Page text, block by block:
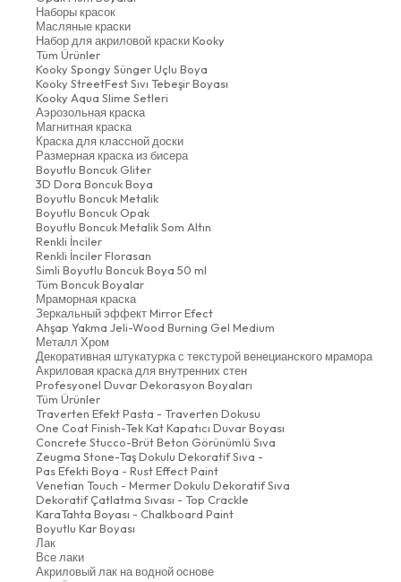
Наборы красок
Масляные краски
Набор для акриловой краски Kooky
Tüm Ürünler
Kooky Spongy Sünger Uçlu Boya
Kooky StreetFest Sıvı Tebeşir Boyası
Kooky Aqua Slime Setleri
Аэрозольная краска
Магнитная краска
Краска для классной доски
Размерная краска из бисера
Boyutlu Boncuk Gliter
3D Dora Boncuk Boya
Boyutlu Boncuk Metalik
Boyutlu Boncuk Opak
Boyutlu Boncuk Metalik Som Altın
Renkli İnciler
Renkli İnciler Florasan
Simli Boyutlu Boncuk Boya 50 ml
Tüm Boncuk Boyalar
Мраморная краска
Зеркальный эффект Mirror Efect
Ahşap Yakma Jeli-Wood Burning Gel Medium
Металл Хром
Декоративная штукатурка с текстурой венецианского мрамора
Акриловая краска для внутренних стен
Profesyonel Duvar Dekorasyon Boyaları
Tüm Ürünler
Traverten Efekt Pasta - Traverten Dokusu
One Coat Finish-Tek Kat Kapatıcı Duvar Boyası
Concrete Stucco-Brüt Beton Görünümlü Sıva
Zeugma Stone-Taş Dokulu Dekoratif Sıva -
Pas Efekti Boya - Rust Effect Paint
Venetian Touch - Mermer Dokulu Dekoratif Sıva
Dekoratif Çatlatma Sıvası - Top Crackle
KaraTahta Boyası - Chalkboard Paint
Boyutlu Kar Boyası
Лак
Все лаки
Акриловый лак на водной основе